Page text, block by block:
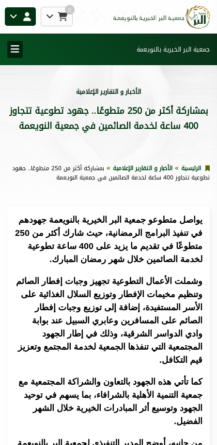
0
جمعية البر الخيرية بالنويعمة
الأخبار و التقارير الإعلامية
بمشاركة أكثر من 250 متطوعًا.. جهود تطوعية تتجاوز
400 ساعة لخدمة الصائمين في جمعية النويعمة
الرئيسية الأخبار و التقارير الإعلامية
بمشاركة أكثر من 250 متطوعًا.. جهود
تطوعية تتجاوز 400 ساعة لخدمة الصائمين في جمعية النويعمة
يواصل متطوعو جمعية البر الخيرية بالنويعمة جهودهم
في تنفيذ البرامج الرمضانية، حيث شارك أكثر من 250
متطوعًا في تقديم ما يزيد على 400 ساعة تطوعية
لخدمة الصائمين خلال شهر رمضان المبارك.
وشملت الأعمال التطوعية تجهيز وجبات إفطار الصائم
وتنظيم مخيمات الإفطار وتوزيع السلال الغذائية على
الأسر المستفيدة، إضافة إلى توزيع وجبات إفطار
الصائم على المسافرين وعابري السبيل عند بوابة
وادي الدواسر الشرقية، وذلك في إطار الجهود
المجتمعية التي تنفذها الجمعية لخدمة المجتمع وتعزيز
قيم التكافل.
كما تأتي هذه الجهود بالتعاون والشراكة المجتمعية مع
جمعية التنمية الأهلية بالشرافاء، بما يسهم في توحيد
الجهود وتوسيع أثر المبادرات الخيرية خلال الشهر
الفضيل.
من جانبه، أوضح المدير التنفيذي لجمعية البر بالنويعمة